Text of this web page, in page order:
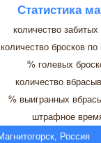
Статистика
количество
количество бросков по
% голевых
количество
% выигранных
штрафное
Россия